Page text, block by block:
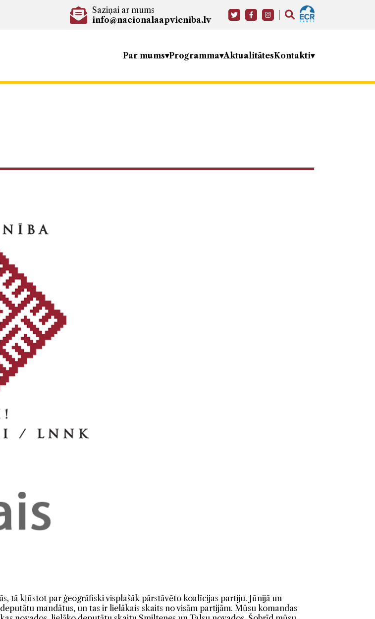
Saziņai ar mums
info@nacionalaapvieniba.lv
Par mums Programma AktualitātesKontakti
tā kļūstot par ģeogrāfiski visplašāk pārstāvēto koalīcijas partiju. Jūnijā un
mandātus, un tas ir lielākais skaits no visām partijām. Mūsu komandas